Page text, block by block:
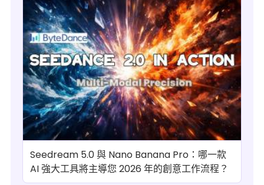
Seedream 5.0 與 Nano Banana Pro：哪一款
AI 強大工具將主導您 2026 年的創意工作流程？